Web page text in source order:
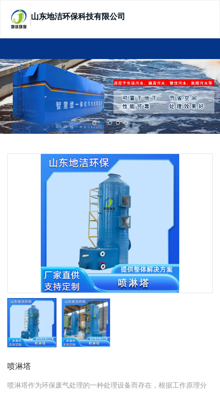
山东地洁环保科技有限公司
喷淋塔
喷淋塔作为环保废气处理的一种处理设备而存在，根据工作原理分